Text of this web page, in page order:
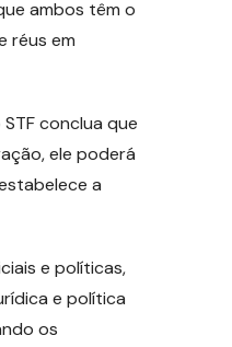
ambos têm o
réus em
conclua que
ele poderá
a
e políticas,
e política
os